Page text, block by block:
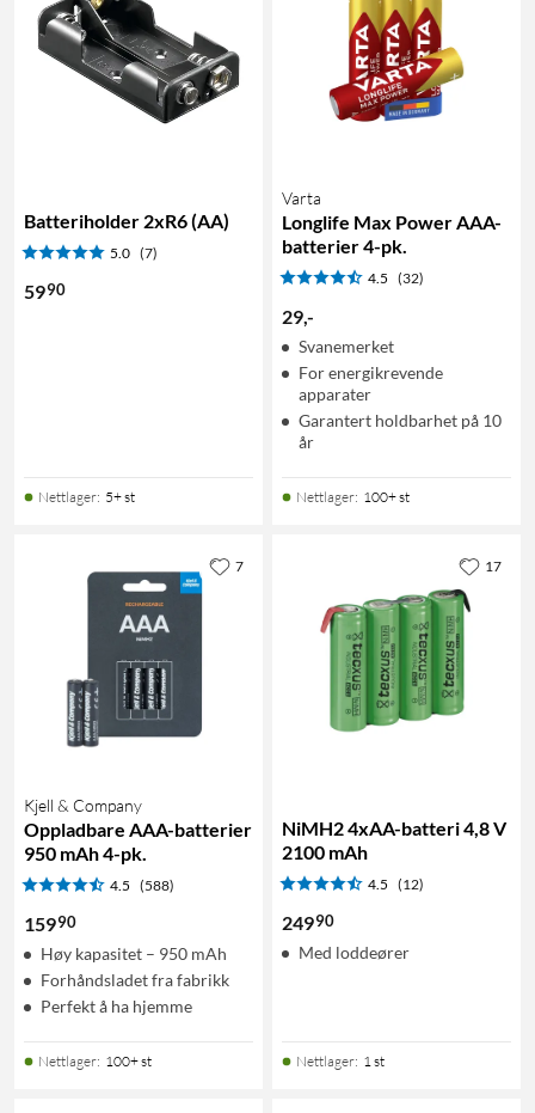
Batteriholder 2xR6 (AA)
5.0 (7)
5990
Nettlager: 5+ st
Varta
Longlife Max Power AAA-
batterier 4-pk.
4.5 (32)
29,-
Svanemerket
For energikrevende
apparater
Garantert holdbarhet på 10
år
Nettlager: 100+ st
Kjell & Company
Oppladbare AAA-batterier
950 mAh 4-pk.
4.5 (588)
15990
Høy kapasitet – 950 mAh
Forhåndsladet fra fabrikk
Perfekt å ha hjemme
Nettlager: 100+ st
7
NiMH2 4xAA-batteri 4,8 V
2100 mAh
4.5 (12)
24990
Med loddeører
Nettlager: 1 st
17